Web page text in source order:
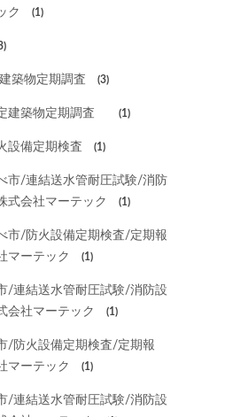
ク
(1)
築物定期調査 (3)
建築物定期調査 (1)
備定期検査 (1)
市/連結送水管耐圧試験/消防
会社マーテック
(1)
市/防火設備定期検査/定期報
ーテック
(1)
/連結送水管耐圧試験/消防設
社マーテック
(1)
/防火設備定期検査/定期報
ーテック
(1)
/連結送水管耐圧試験/消防設